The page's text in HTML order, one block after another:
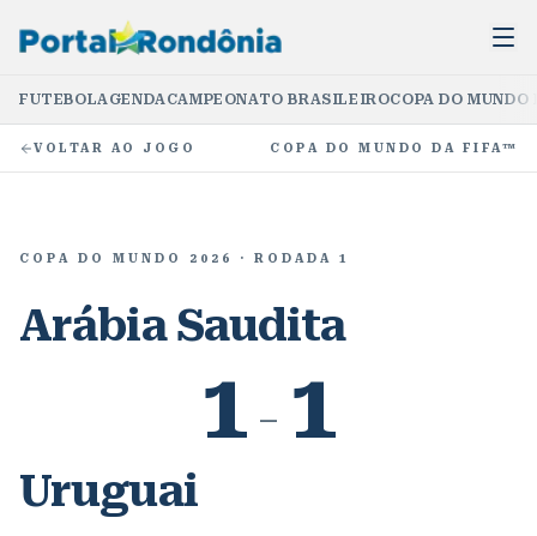
FUTEBOLAGENDACAMPEONATO BRASILEIROCOPA DO
VOLTAR AO JOGO COPA DO MUNDO DA FIFA™
COPA DO MUNDO 2026 · RODADA 1
Arábia Saudita
1 – 1
Uruguai